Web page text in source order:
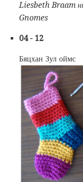
Liesbeth Braam
Gnomes
04 - 12
Бяцхан Зул оймс